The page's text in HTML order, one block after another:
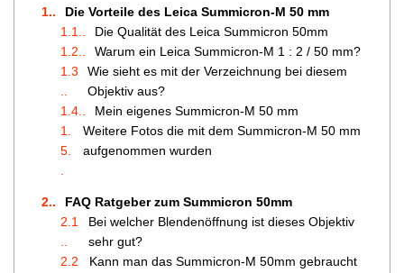
1.
Die Vorteile des Leica Summicron-M 50 mm
1.1.
Die Qualität des Leica Summicron 50mm
1.2.
Warum ein Leica Summicron-M 1 : 2 / 50 mm?
1.3
.
Wie sieht es mit der Verzeichnung bei diesem
Objektiv aus?
1.4.
Mein eigenes Summicron-M 50 mm
1.
5.
Weitere Fotos die mit dem Summicron-M 50 mm
aufgenommen wurden
2.
FAQ Ratgeber zum Summicron 50mm
2.1
.
Bei welcher Blendenöffnung ist dieses Objektiv
sehr gut?
2.2
Kann man das Summicron-M 50mm gebraucht